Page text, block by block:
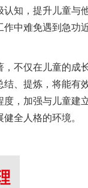
认知，提升儿童与
作中难免遇到急功
，不仅在儿童的成
结、提炼，将能有
度，加强与儿童建
全人格的环境。